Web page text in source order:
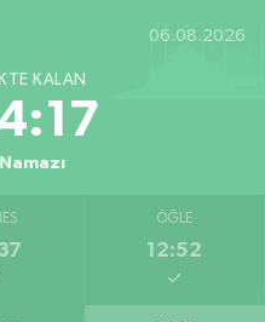
06.08.2026
KALAN
ÖĞLE
12:52